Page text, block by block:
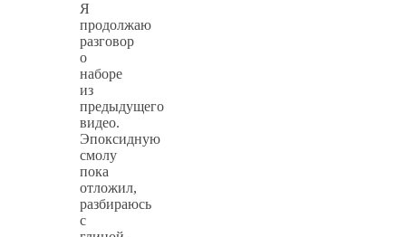
Я
продолжаю
разговор
о
наборе
из
предыдущего
видео.
Эпоксидную
смолу
пока
отложил,
разбираюсь
с